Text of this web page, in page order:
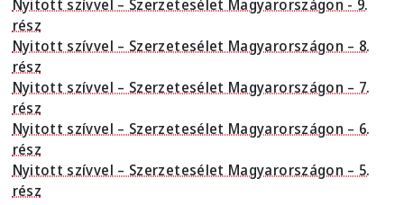
Nyitott szívvel – Szerzetesélet Magyarországon - 9.
rész
Nyitott szívvel – Szerzetesélet Magyarországon – 8.
rész
Nyitott szívvel – Szerzetesélet Magyarországon – 7.
rész
Nyitott szívvel – Szerzetesélet Magyarországon – 6.
rész
Nyitott szívvel – Szerzetesélet Magyarországon – 5.
rész